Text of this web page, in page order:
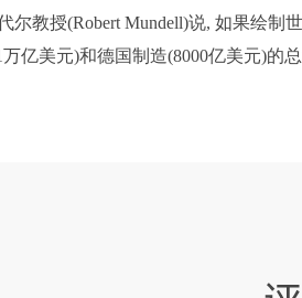
尔教授(Robert Mundell)说, 如果绘
亿美元)和德国制造(8000亿美元)的总